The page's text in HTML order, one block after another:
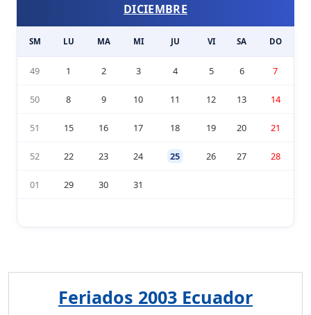
DICIEMBRE
SM LU MA MI JU VI SA DO
49 1 2 3 4 5 6 7
50 8 9 10 11 12 13 14
51 15 16 17 18 19 20 21
52 22 23 24 25 26 27 28
01 29 30 31
Feriados 2003 Ecuador